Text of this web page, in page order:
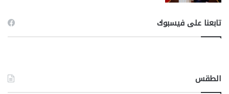
تابعنا على فيسبوك
الطقس